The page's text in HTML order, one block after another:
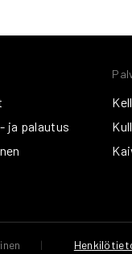
ja palautus
|